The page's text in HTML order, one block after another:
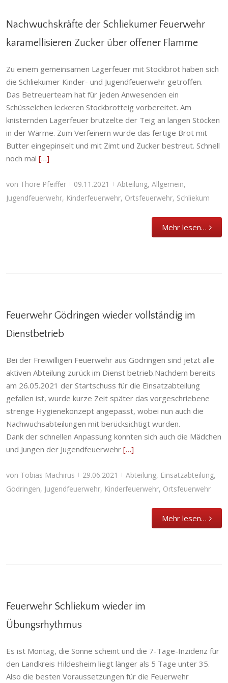
Feuerwehr karamellisieren Zucker über
offener Flamme
Abteilung,Allgemein,Jugendfeuerwehr,
Kinderfeuerwehr
Ortsfeuerwehr , Schliekum
Nachwuchskräfte der Schliekumer Feuerwehr
karamellisieren Zucker über offener Flamme
Zu einem gemeinsamen Lagerfeuer mit Stockbrot haben sich
die Schliekumer Kinder- und Jugendfeuerwehr getroffen.
Das Betreuerteam hat für jeden Anwesenden ein
Schüsselchen leckeren Stockbrotteig vorbereitet. Am
knisternden Lagerfeuer brutzelte der Teig an langen Stöcken
in der Wärme. Zum Verfeinern wurde das fertige Brot mit
Butter eingepinselt und mit Zimt und Zucker bestreut. Schnell
noch mal […]
von Thore Pfeiffer | 09.11.2021 | Abteilung, Allgemein,
Jugendfeuerwehr, Kinderfeuerwehr, Ortsfeuerwehr, Schliekum
Mehr lesen…
Dienstbetrieb
Abteilung,Einsatzabteilung,Gödringen
Jugendfeuerwehr,Kinderfeuerwehr,
Feuerwehr Gödringen wieder vollständig im
Dienstbetrieb
Bei der Freiwilligen Feuerwehr aus Gödringen sind jetzt alle
aktiven Abteilung zurück im Dienst betrieb.Nachdem bereits
am 26.05.2021 der Startschuss für die Einsatzabteilung
gefallen ist, wurde kurze Zeit später das vorgeschriebene
strenge Hygienekonzept angepasst, wobei nun auch die
Nachwuchsabteilungen mit berücksichtigt wurden.
Dank der schnellen Anpassung konnten sich auch die Mädchen
und Jungen der Jugendfeuerwehr […]
von Tobias Machirus | 29.06.2021 | Abteilung, Einsatzabteilung,
Gödringen, Jugendfeuerwehr, Kinderfeuerwehr, Ortsfeuerwehr
Mehr lesen…
Übungsrhythmus
Abteilung,Allgemein,Einsatzabteilung,
Jugendfeuerwehr,Kinderfeuerwehr ,
Feuerwehr Schliekum wieder im
Übungsrhythmus
Es ist Montag, die Sonne scheint und die 7-Tage-Inzidenz für
den Landkreis Hildesheim liegt länger als 5 Tage unter 35.
Also die besten Voraussetzungen für die Feuerwehr